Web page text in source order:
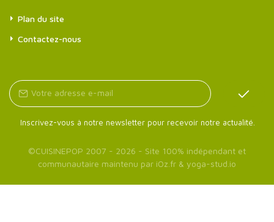
Plan du site
Contactez-nous
Inscrivez-vous à notre newsletter pour recevoir notre actualité.
©CUISINEPOP 2007 - 2026 - Site 100% indépendant et
communautaire maintenu par iOz.fr & yoga-stud.io